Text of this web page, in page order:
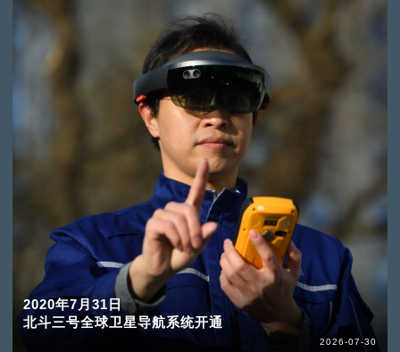
2020年7月31日
北斗三号全球卫星导航系统开通
2026-07-30